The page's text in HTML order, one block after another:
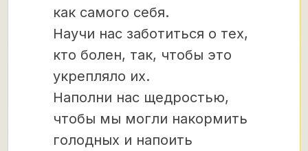
как самого себя.
Научи нас заботиться о тех,
кто болен, так, чтобы это
укрепляло их.
Наполни нас щедростью,
чтобы мы могли накормить
голодных и напоить